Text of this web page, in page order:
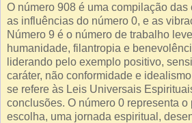
O número 908 é uma compilação das
as influências do número 0, e as
Número 9 é o número de trabalho
humanidade, filantropia e
liderando pelo exemplo positivo,
caráter, não conformidade e
se refere às Leis Universais
conclusões. O número 0 representa o
escolha, uma jornada espiritual,